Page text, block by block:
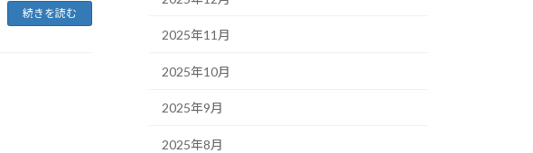
続きを読む
2025年11月
2025年10月
2025年9月
2025年8月